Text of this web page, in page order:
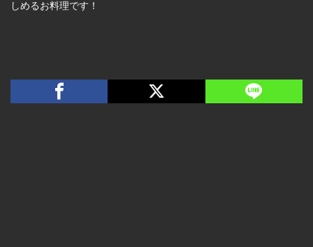
しめるお料理です！